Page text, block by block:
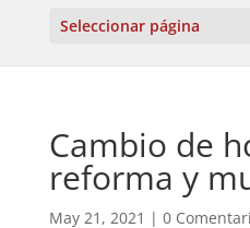
Seleccionar página
Cambio de
reforma y
May 21, 2021 | 0